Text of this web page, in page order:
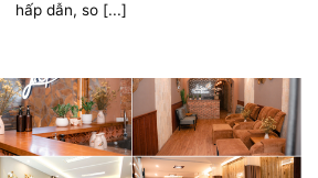
hấp dẫn, so [...]